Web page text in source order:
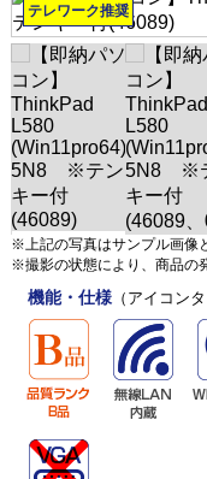
テレワーク推奨
※上記の写真はサンプル画像
※撮影の状態により、商品の
機能・仕様（アイコン